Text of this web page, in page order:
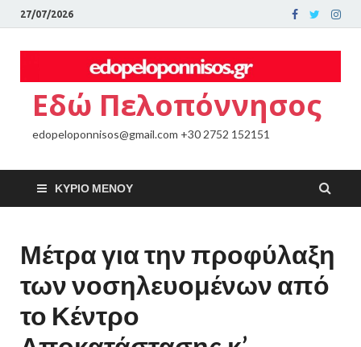
27/07/2026
Εδώ Πελοπόννησος
edopeloponnisos@gmail.com +30 2752 152151
ΚΎΡΙΟ ΜΕΝΟΎ
Μέτρα για την προφύλαξη
των νοσηλευομένων από
το Κέντρο